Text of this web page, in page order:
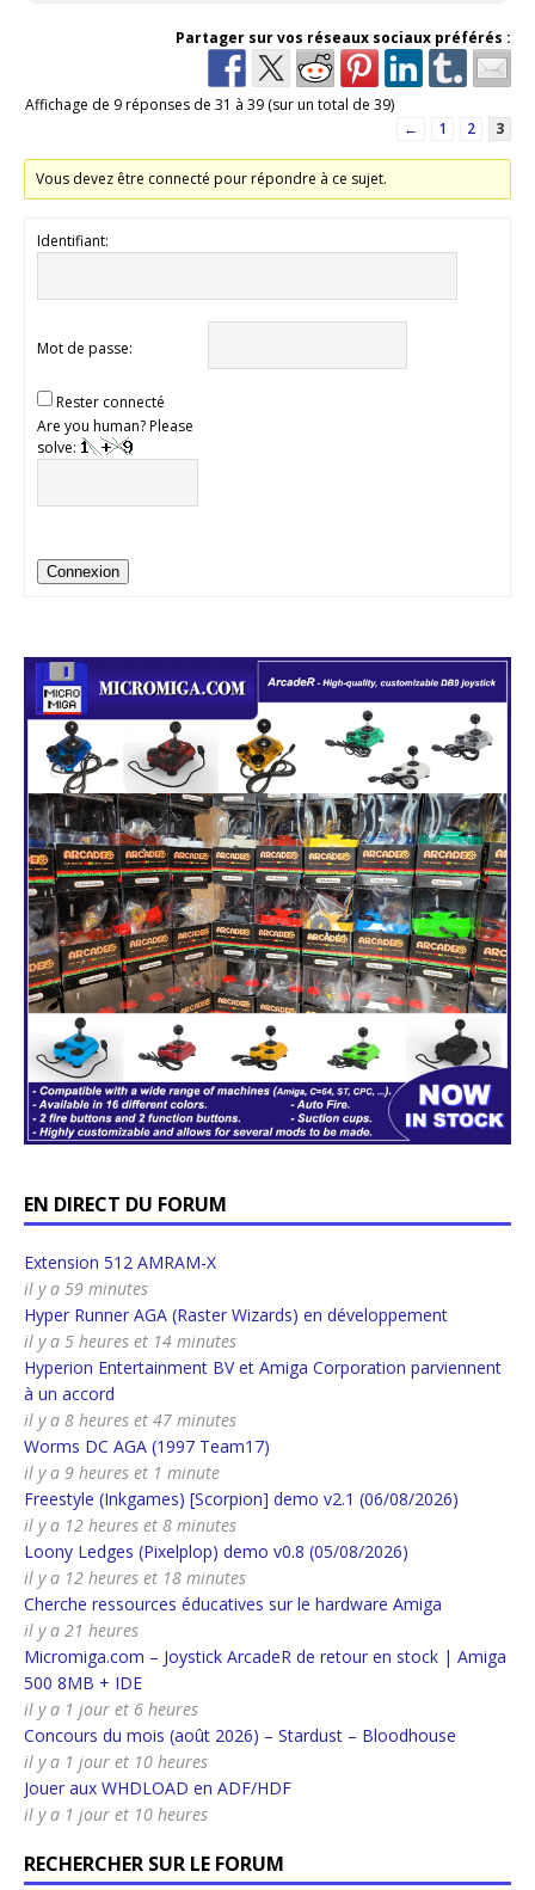
Partager sur vos réseaux sociaux préférés :
Affichage de 9 réponses de 31 à 39 (sur un total de 39)
←
1 2 3
Vous devez être connecté pour répondre à ce sujet.
Identifiant:
Mot de passe:
Rester connecté
Are you human? Please
solve:
Connexion
EN DIRECT DU FORUM
Extension 512 AMRAM-X
il y a 59 minutes
Hyper Runner AGA (Raster Wizards) en développement
il y a 5 heures et 14 minutes
Hyperion Entertainment BV et Amiga Corporation parviennent
à un accord
il y a 8 heures et 47 minutes
Worms DC AGA (1997 Team17)
il y a 9 heures et 1 minute
Freestyle (Inkgames) [Scorpion] demo v2.1 (06/08/2026)
il y a 12 heures et 8 minutes
Loony Ledges (Pixelplop) demo v0.8 (05/08/2026)
il y a 12 heures et 18 minutes
Cherche ressources éducatives sur le hardware Amiga
il y a 21 heures
Micromiga.com – Joystick ArcadeR de retour en stock | Amiga
500 8MB + IDE
il y a 1 jour et 6 heures
Concours du mois (août 2026) – Stardust – Bloodhouse
il y a 1 jour et 10 heures
Jouer aux WHDLOAD en ADF/HDF
il y a 1 jour et 10 heures
RECHERCHER SUR LE FORUM